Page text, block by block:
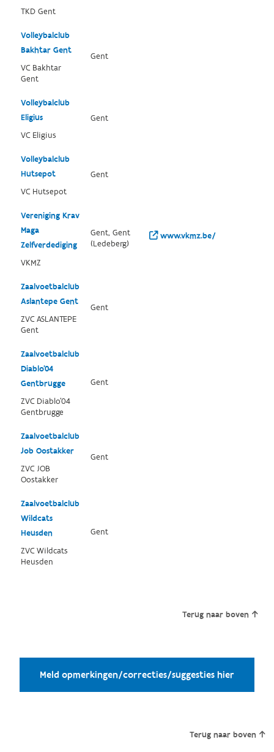
TKD Gent
Volleybalclub
Bakhtar Gent
VC Bakhtar
Gent
Gent
Volleybalclub
Eligius
VC Eligius
Gent
Volleybalclub
Hutsepot
VC Hutsepot
Gent
Vereniging Krav
Maga
Zelfverdediging
VKMZ
Gent, Gent
(Ledeberg)
www.vkmz.be/
Zaalvoetbalclub
Aslantepe Gent
ZVC ASLANTEPE
Gent
Gent
Zaalvoetbalclub
Diablo'04
Gentbrugge
ZVC Diablo'04
Gentbrugge
Gent
Zaalvoetbalclub
Job Oostakker
ZVC JOB
Oostakker
Gent
Zaalvoetbalclub
Wildcats
Heusden
ZVC Wildcats
Heusden
Gent
Terug naar boven
Meld opmerkingen/correcties/suggesties hier
Terug naar boven